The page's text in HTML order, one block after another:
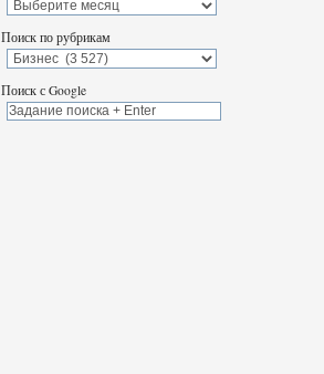
Поиск по рубрикам
Поиск с Google